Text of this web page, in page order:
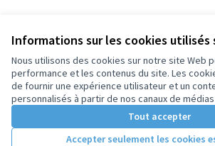
Informations sur les cookies utilisés
Nous utilisons des cookies sur notre site Web
performance et les contenus du site. Les
de fournir une expérience utilisateur et un
personnalisés à partir de nos canaux de
Tout accepter
Accepter seulement les cookies